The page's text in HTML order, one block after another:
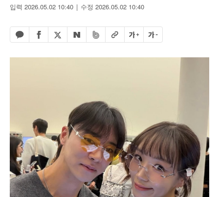
입력 2026.05.02 10:40 수정 2026.05.02 10:40
카카오톡 공유하기
페이스북 공유하기
엑스 공유하기
네이버 공유하기
밴드 공유하기
URL복사글자 크게글자 작게